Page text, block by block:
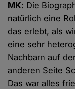
MK: Die
natürlich eine
das erlebt, als
eine sehr
Nachbarn auf
anderen Seite
Das war alles